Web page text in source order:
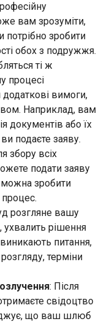
вам зрозуміти,
потрібно зробити
обох з подружжя.
ті ж
процесі
вимоги,
Наприклад, вам
документів або їх
подаєте заяву.
збору всіх
подати заяву
можна зробити
розгляне вашу
ухвалить рішення
питання,
терміни
: Після
свідоцтво
що ваш шлюб